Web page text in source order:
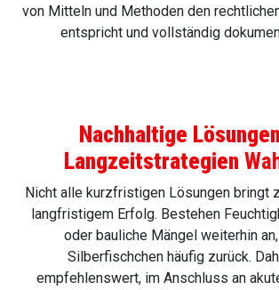
von Mitteln und Methoden den
entspricht und vollständig
Nachhaltige
Langzeitstrategien
Nicht alle kurzfristigen Lösungen bringt
langfristigem Erfolg. Bestehen
oder bauliche Mängel weiterhin
Silberfischchen häufig zurück.
empfehlenswert, im Anschluss an